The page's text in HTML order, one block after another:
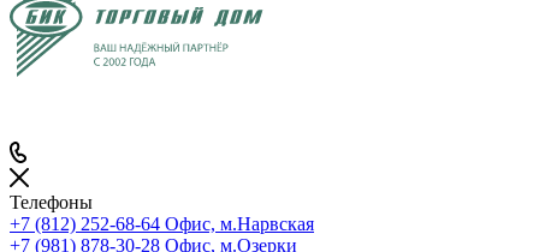
Телефоны
+7 (812) 252-68-64 Офис, м.Нарвская
+7 (981) 878-30-28 Офис, м.Озерки